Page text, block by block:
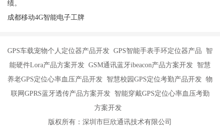
绩。
成都移动4G智能电子工牌
GPS车载宠物个人定位器产品开发 GPS智能手表手环定位器产品 智
能硬件Lora产品方案开发 GSM通讯蓝牙ibeacon产品方案开发 智慧
养老GPS定位心率血压产品开发 智慧校园GPS定位考勤产品开发 物
联网GPRS蓝牙透传产品方案开发 智能穿戴GPS定位心率血压考勤
方案开发
版权所有：深圳市巨欣通讯技术有限公司